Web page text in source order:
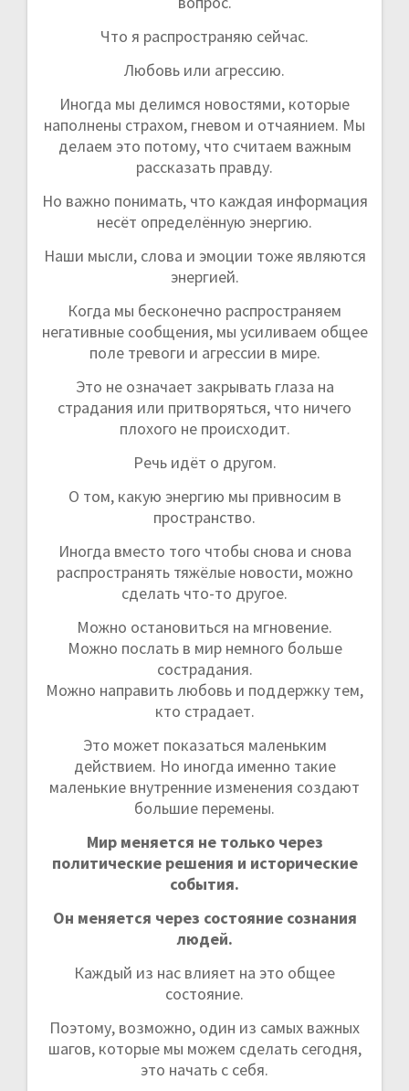
Что я распространяю сейчас.
Любовь или агрессию.
Иногда мы делимся новостями, которые
наполнены страхом, гневом и отчаянием. Мы
делаем это потому, что считаем важным
рассказать правду.
Но важно понимать, что каждая информация
несёт определённую энергию.
Наши мысли, слова и эмоции тоже являются
энергией.
Когда мы бесконечно распространяем
негативные сообщения, мы усиливаем общее
поле тревоги и агрессии в мире.
Это не означает закрывать глаза на
страдания или притворяться, что ничего
плохого не происходит.
Речь идёт о другом.
О том, какую энергию мы привносим в
пространство.
Иногда вместо того чтобы снова и снова
распространять тяжёлые новости, можно
сделать что-то другое.
Можно остановиться на мгновение.
Можно послать в мир немного больше
сострадания.
Можно направить любовь и поддержку тем,
кто страдает.
Это может показаться маленьким
действием. Но иногда именно такие
маленькие внутренние изменения создают
большие перемены.
Мир меняется не только через
политические решения и исторические
события.
Он меняется через состояние сознания
людей.
Каждый из нас влияет на это общее
состояние.
Поэтому, возможно, один из самых важных
шагов, которые мы можем сделать сегодня,
это начать с себя.